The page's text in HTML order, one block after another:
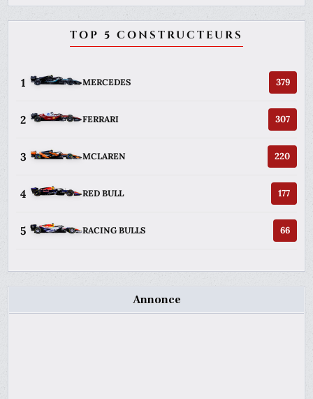
TOP 5 CONSTRUCTEURS
1 MERCEDES 379
2 FERRARI 307
3 MCLAREN 220
4 RED BULL 177
5 RACING BULLS 66
Annonce